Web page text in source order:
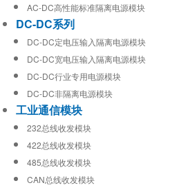
AC-DC高性能标准隔离电源模块
DC-DC系列
DC-DC定电压输入隔离电源模块
DC-DC宽电压输入隔离电源模块
DC-DC行业专用电源模块
DC-DC非隔离电源模块
工业通信模块
232总线收发模块
422总线收发模块
485总线收发模块
CAN总线收发模块